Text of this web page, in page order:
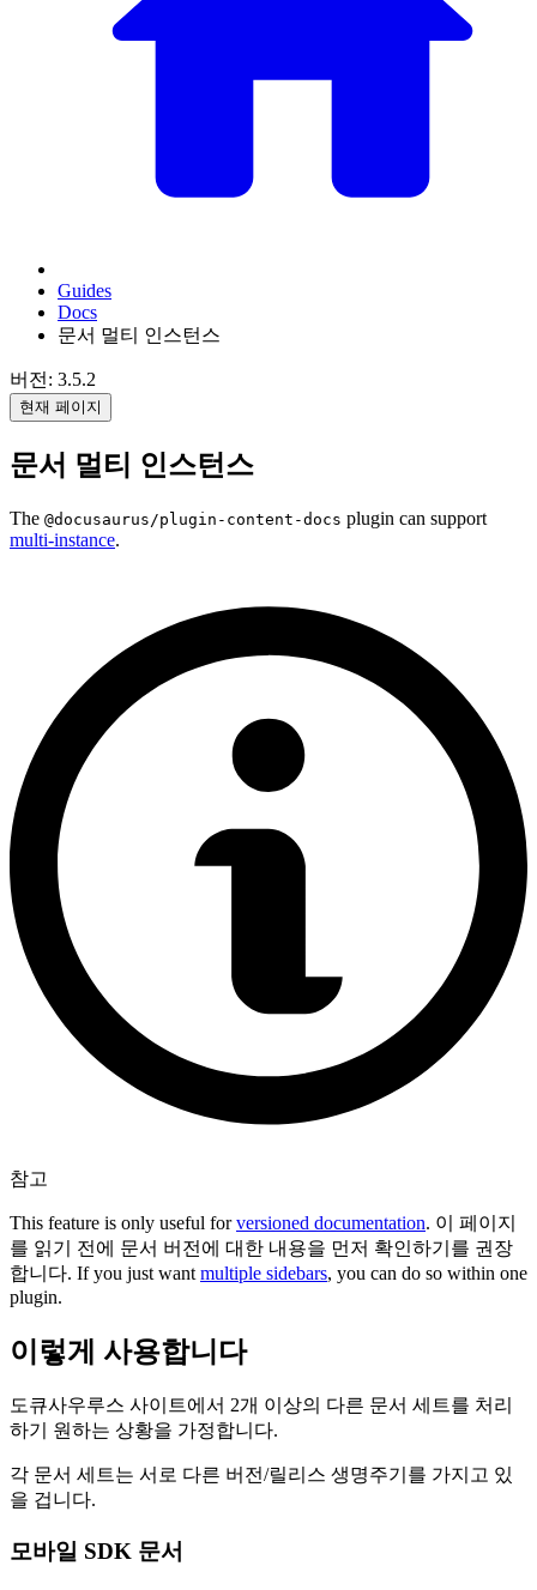
Guides
Docs
문서 멀티 인스턴스
버전: 3.5.2
현재 페이지
문서 멀티 인스턴스
The @docusaurus/plugin-content-docs plugin can support
multi-instance.
참고
This feature is only useful forversioned documentation. 이 페이지
를 읽기 전에 문서 버전에 대한 내용을 먼저 확인하기를 권장
합니다. If you just want multiple sidebars, you can do so within one
plugin.
이렇게 사용합니다
도큐사우루스 사이트에서 2개 이상의 다른 문서 세트를 처리
하기 원하는 상황을 가정합니다.
각 문서 세트는 서로 다른 버전/릴리스 생명주기를 가지고 있
을 겁니다.
모바일 SDK 문서